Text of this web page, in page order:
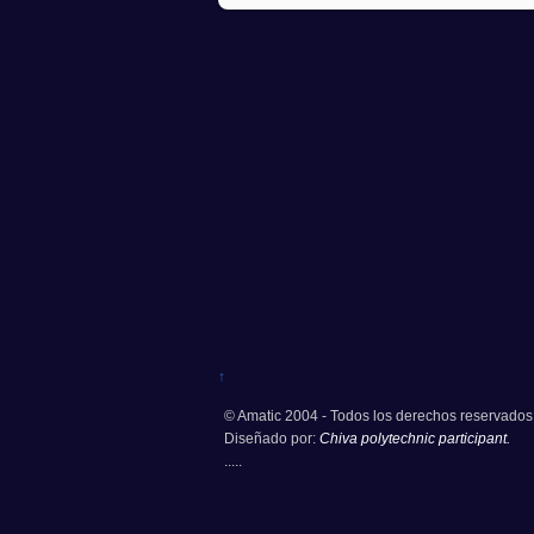
↑
© Amatic 2004 - Todos los derechos
Diseñado por: Chiva polytechnic participant.